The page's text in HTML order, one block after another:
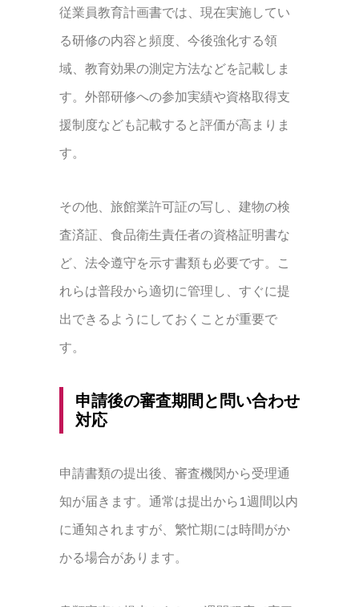
従業員教育計画書では、現在実施してい
る研修の内容と頻度、今後強化する領
域、教育効果の測定方法などを記載しま
す。外部研修への参加実績や資格取得支
援制度なども記載すると評価が高まりま
す。
その他、旅館業許可証の写し、建物の検
査済証、食品衛生責任者の資格証明書な
ど、法令遵守を示す書類も必要です。こ
れらは普段から適切に管理し、すぐに提
出できるようにしておくことが重要で
す。
申請後の審査期間と問い合わせ
対応
申請書類の提出後、審査機関から受理通
知が届きます。通常は提出から1週間以内
に通知されますが、繁忙期には時間がか
かる場合があります。